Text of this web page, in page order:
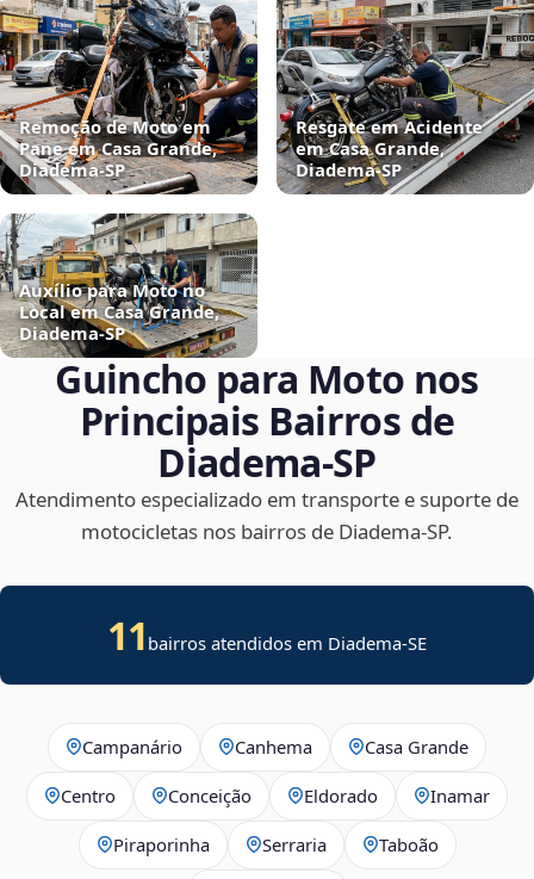
Remoção de Moto em
Pane em Casa Grande,
Diadema‑SP
Resgate em Acidente
em Casa Grande,
Diadema‑SP
Auxílio para Moto no
Local em Casa Grande,
Diadema‑SP
Guincho para Moto nos
Principais Bairros de
Diadema‑SP
Atendimento especializado em transporte e suporte de
motocicletas nos bairros de Diadema‑SP.
11 bairros atendidos em Diadema-SE
Campanário Canhema Casa Grande
Centro Conceição Eldorado Inamar
Piraporinha Serraria Taboão